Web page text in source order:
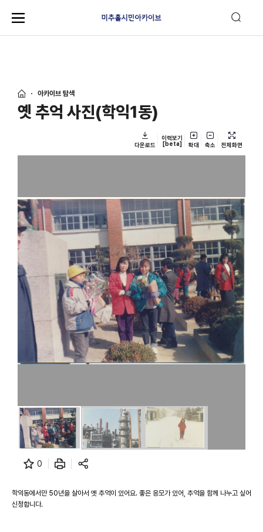
아카이브 탐색
옛 추억 사진(학익1동)
다운로드
이력보기
[beta]
확대 축소 전체화면
0
학익동에서만 50년을 살아서 옛 추억이 있어요. 좋은 응모가 있어, 추억을 함께 나누고 싶어
신청합니다.